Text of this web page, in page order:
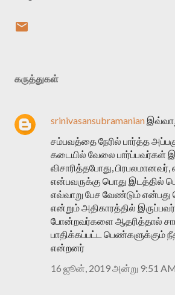
கருத்துகள்
srinivasansubramanian
சம்பவத்தை நேரில் பார்த்த
கடையில் வேலை பார்ப்பவர்கள்
விசாரித்தபோது, பிரபலமானவர்,
என்பவருக்கு பொது இடத்தில்
எவ்வாறு பேச வேண்டும் என்பது
என்றும் அதிகாரத்தில்
போன்றவர்களை ஆதரித்தால்
பாதிக்கப்பட்ட பெண்களுக்கும்
என்றனர்
16 ஜூன், 2019 அன்று 9:51 AM